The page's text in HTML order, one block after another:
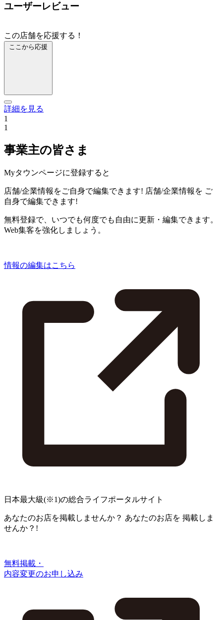
ユーザーレビュー
この店舗を応援する！
ここから応援
詳細を見る
1
1
事業主の皆さま
Myタウンページに登録すると
店舗/企業情報をご自身で編集できます! 店舗/企業情報を ご
自身で編集できます!
無料登録で、いつでも何度でも自由に更新・編集できます。
Web集客を強化しましょう。
情報の編集はこちら
日本最大級(※1)の総合ライフポータルサイト
あなたのお店を掲載しませんか？ あなたのお店を 掲載しま
せんか？!
無料掲載・
内容変更のお申し込み